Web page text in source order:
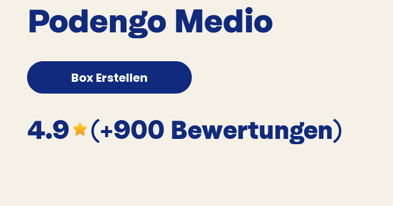
Podengo Medio
Box Erstellen
4.9 (+900 Bewertungen)